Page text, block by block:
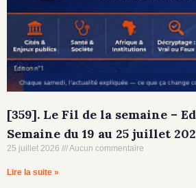
[359]. Le Fil de la semaine –
Semaine du 19 au 25 juillet
25 juillet 2026 Aucun commentaire
Lire la suite »